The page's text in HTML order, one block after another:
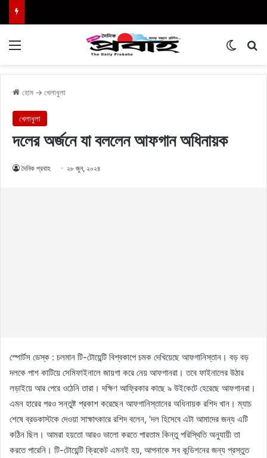
হোম → খেলাধুলা
খেলাধুলা
দলের অর্জনে যা বললেন আফগান অধিনায়ক
দৈনিক প্রবাহ ২৮ জুন, ২০২৪
স্পোর্টস ডেস্ক : চলমান টি-টোয়েন্টি বিশ্বকাপে চমক দেখিয়েছে আফগানিস্তান। বড় বড়
দলকে পাশ কাটিয়ে সেমিফাইনালে জায়গা করে নেয় আফগানরা। তবে ফাইনালের উঠার
লড়াইয়ে আর পেরে ওঠেনি তারা। দক্ষিণ আফ্রিকার কাছে ৯ উইকেটে হেরেছে আফগানরা।
এমন হারের পরও সন্তুষ্ট প্রকাশ করেছেন আফগানিস্তানের অধিনায়ক রশিদ খান। ম্যাচ
শেষে ব্রডকাস্টকে দেওয়া সাক্ষাৎকারে রশিদ বলেন, ‘দল হিসেবে এটা আমাদের জন্য এটি
কঠিন ছিল। আমরা হয়তো আরও ভালো করতে পারতাম কিন্তু পরিস্থিতি অনুযায়ী তা
করতে পারেনি। টি-টোয়েন্টি ক্রিকেট এমনই হয়, আপনাকে সব কন্ডিশনের জন্য প্রস্তুত